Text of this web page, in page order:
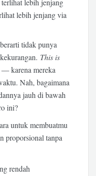
lebih jenjang via
tidak punya
This is
— karena mereka
Nah, bagaimana
jauh di bawah
ini?
untuk membuatmu
proporsional tanpa
rendah